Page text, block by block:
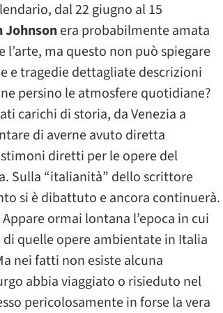
dal 22 giugno al 15
Johnsonera probabilmente amata
ma questo non può spiegare
e tragedie dettagliate descrizioni
persino le atmosfere quotidiane?
carichi di storia, da Venezia a
di averne avuto diretta
diretti per le opere del
Sulla “italianità” dello scrittore
si è dibattuto e ancora continuerà.
ormai lontana l’epoca in cui
quelle opere ambientate in Italia
nei fatti non esiste alcuna
abbia viaggiato o risieduto nel
pericolosamente in forse la vera